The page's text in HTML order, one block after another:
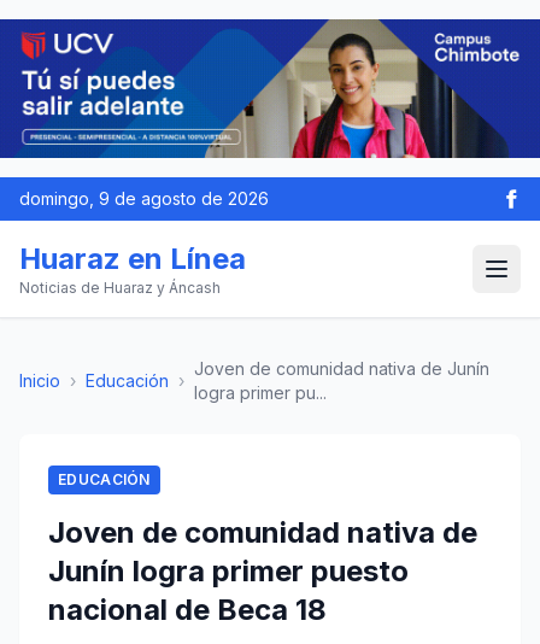
domingo, 9 de agosto de 2026
Huaraz en Línea
Noticias de Huaraz y Áncash
Inicio › Educación ›
Joven de comunidad nativa de Junín
logra primer pu...
EDUCACIÓN
Joven de comunidad nativa de
Junín logra primer puesto
nacional de Beca 18